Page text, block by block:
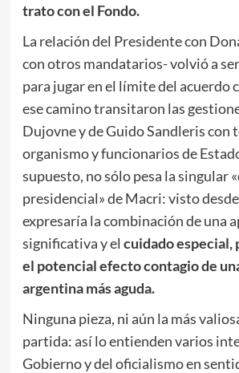
trato con el Fondo.
La relación del Presidente con
con otros mandatarios- volvió a
para jugar en el límite del acuerdo
ese camino transitaron las
Dujovne y de Guido Sandleris con
organismo y funcionarios de
supuesto, no sólo pesa la singular
presidencial» de Macri: visto
expresaría la combinación de una
significativa y el cuidado
el potencial efecto contagio de
argentina más aguda.
Ninguna pieza, ni aún la más
partida: así lo entienden varios
Gobierno y del oficialismo en